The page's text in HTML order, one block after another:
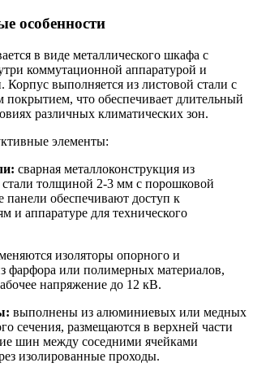
особенности
в виде металлического шкафа с
коммутационной аппаратурой и
выполняется из листовой стали с
покрытием, что обеспечивает длительный
различных климатических зон.
элементы:
сварная металлоконструкция из
толщиной 2-3 мм с порошковой
панели обеспечивают доступ к
и аппаратуре для технического
изоляторы опорного и
фарфора или полимерных материалов,
напряжение до 12 кВ.
выполнены из алюминиевых или медных
сечения, размещаются в верхней части
шин между соседними ячейками
изолированные проходы.